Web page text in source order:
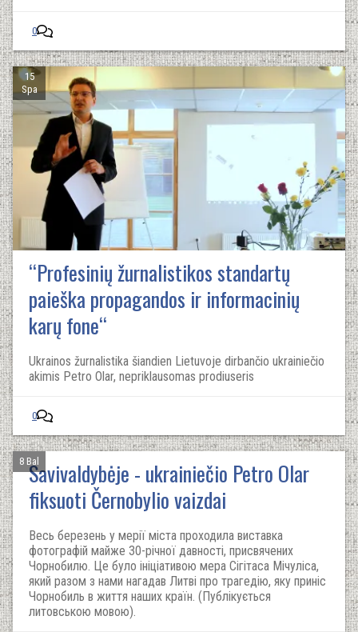
0
15
Spa
“Profesinių žurnalistikos standartų
paieška propagandos ir informacinių
karų fone“
Ukrainos žurnalistika šiandien Lietuvoje dirbančio ukrainiečio
akimis Petro Olar, nepriklausomas prodiuseris
0
8 BalSavivaldybėje - ukrainiečio Petro Olar
fiksuoti Černobylio vaizdai
Весь березень у мерії міста проходила виставка
фотографій майже 30-річної давності, присвячених
Чорнобилю. Це було ініціативою мера Сігітаса Мічуліса,
який разом з нами нагадав Литві про трагедію, яку приніс
Чорнобиль в життя наших країн. (Публікується
литовською мовою).